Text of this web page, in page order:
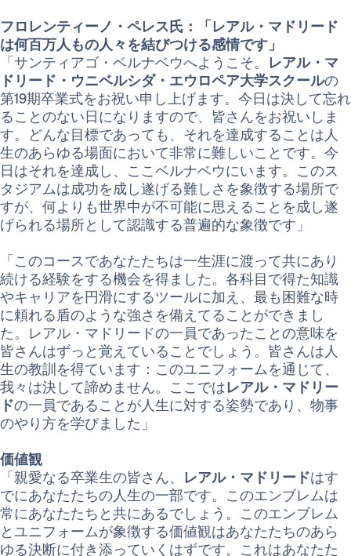
フロレンティーノ・ペレス氏：「レアル・マドリード
は何百万人もの人々を結びつける感情です」
「サンティアゴ・ベルナベウへようこそ。 レアル・マ
ドリード・ウニベルシダ・エウロペア大学スクールの
第19期卒業式をお祝い申し上げます。今日は決して忘れ
ることのない日になりますので、皆さんをお祝いしま
す。どんな目標であっても、それを達成することは人
生のあらゆる場面において非常に難しいことです。今
日はそれを達成し、ここベルナベウにいます。このス
タジアムは成功を成し遂げる難しさを象徴する場所で
すが、何よりも世界中が不可能に思えることを成し遂
げられる場所として認識する普遍的な象徴です」
「このコースであなたたちは一生涯に渡って共にあり
続ける経験をする機会を得ました。各科目で得た知識
やキャリアを円滑にするツールに加え、最も困難な時
に頼れる盾のような強さを備えてることができまし
た。レアル・マドリードの一員であったことの意味を
皆さんはずっと覚えていることでしょう。皆さんは人
生の教訓を得ています：このユニフォームを通じて、
我々は決して諦めません。ここではレアル・マドリー
ドの一員であることが人生に対する姿勢であり、物事
のやり方を学びました」
価値観
「親愛なる卒業生の皆さん、 レアル・マドリードはす
でにあなたたちの人生の一部です。このエンブレムは
常にあなたたちと共にあるでしょう。このエンブレム
とユニフォームが象徴する価値観はあなたたちのあら
ゆる決断に付き添っていくはずです。これはあなたた